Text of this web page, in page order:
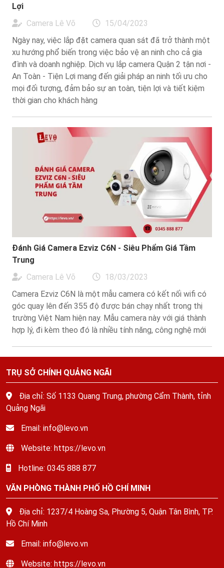
Lợi
Camera Lê Võ
15/04/2023
Ngày nay, việc lắp đặt camera quan sát đã trở thành một
xu hướng phổ biến trong việc bảo vệ an ninh cho cả gia
đình và doanh nghiệp. Dịch vụ lắp camera Quận 2 tận nơi -
An Toàn - Tiện Lợi mang đến giải pháp an ninh tối ưu cho
mọi đối tượng, đảm bảo sự an toàn, tiện lợi và tiết kiệm
thời gian cho khách hàng
Đánh Giá Camera Ezviz C6N - Siêu Phẩm Giá Tầm
Trung
Camera Lê Võ
18/03/2023
Camera Ezviz C6N là một mẫu camera có kết nối wifi có
góc quay lên đến 355 độ được bán chạy nhất trong thị
trường Việt Nam hiện nay. Mẫu camera này với giá thành
hợp lý, đi kèm theo đó là nhiều tính năng, công nghệ mới
TRỤ SỞ CHÍNH QUẢNG NGÃI
Địa chỉ: Số 1133 Quang Trung, phường Cẩm Thành, tỉnh
Quảng Ngãi
Email: info@levo.vn
Website: https://levo.vn
Hotline: 0345 888 877
VĂN PHÒNG THÀNH PHỐ HỒ CHÍ MINH
Địa chỉ: 1237/4 Hoàng Sa, Phường 5, Quận Tân Bình, TP.
Hồ Chí Minh
Email: info@levo.vn
Website: https://levo.vn